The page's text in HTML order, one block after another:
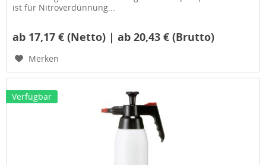
ist für Nitroverdünnung...
ab 17,17 € (Netto) | ab 20,43 € (Brutto)
Merken
Verfügbar